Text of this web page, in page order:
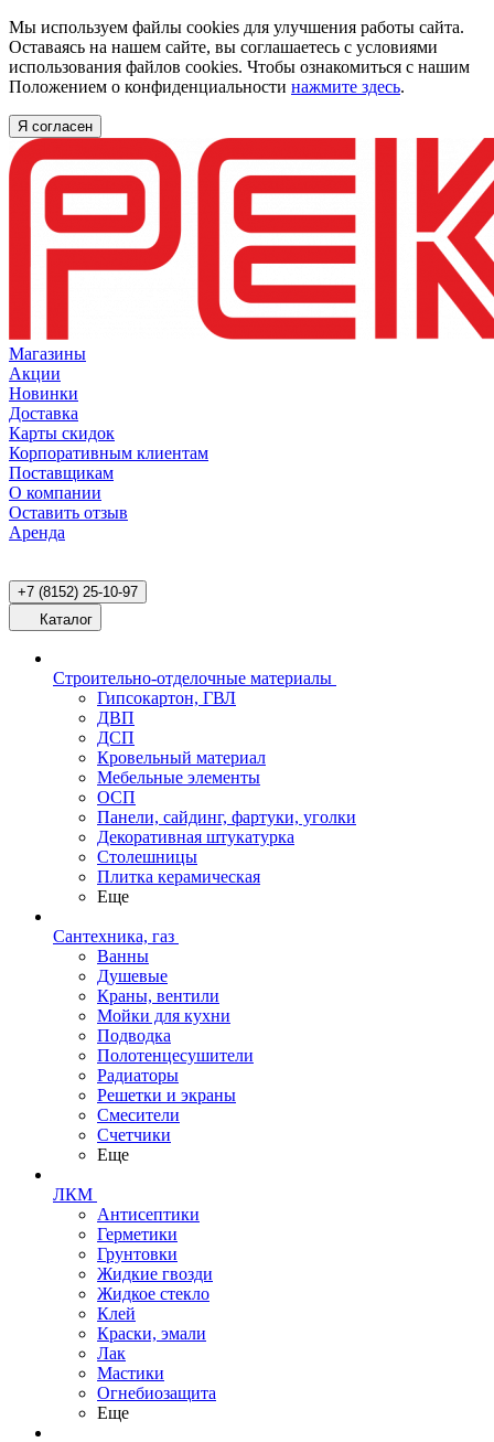
Мы используем файлы cookies для улучшения работы сайта.
Оставаясь на нашем сайте, вы соглашаетесь с условиями
использования файлов cookies. Чтобы ознакомиться с нашим
Положением о конфиденциальности нажмите здесь.
Я согласен
Магазины
Акции
Новинки
Доставка
Карты скидок
Корпоративным клиентам
Поставщикам
О компании
Оставить отзыв
Аренда
+7 (8152) 25-10-97
Каталог
Строительно-отделочные материалы
Гипсокартон, ГВЛ
ДВП
ДСП
Кровельный материал
Мебельные элементы
ОСП
Панели, сайдинг, фартуки, уголки
Декоративная штукатурка
Столешницы
Плитка керамическая
Еще
Сантехника, газ
Ванны
Душевые
Краны, вентили
Мойки для кухни
Подводка
Полотенцесушители
Радиаторы
Решетки и экраны
Смесители
Счетчики
Еще
ЛКМ
Антисептики
Герметики
Грунтовки
Жидкие гвозди
Жидкое стекло
Клей
Краски, эмали
Лак
Мастики
Огнебиозащита
Еще